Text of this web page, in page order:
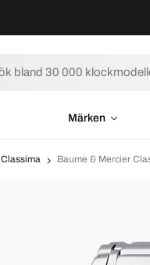
Märken
Classima Baume & Mercier